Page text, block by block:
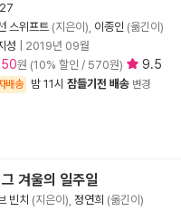
스위프트 (지은이), 이종인 (옮긴이)
성
2019년 09월
원 (10% 할인 / 570원) 9.5
배송 밤 11시 잠들기전 배송 변경
겨울의 일주일
빈치 (지은이), 정연희 (옮긴이)